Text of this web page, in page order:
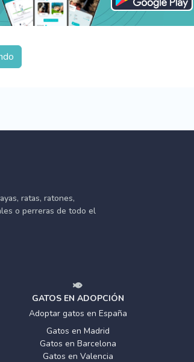
ratas, ratones,
o perreras de todo el
GATOS EN ADOPCIÓN
Adoptar gatos en España
Gatos en Madrid
Gatos en Barcelona
Gatos en Valencia